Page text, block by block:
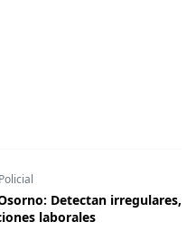
Policial
Detectan irregulares,
laborales